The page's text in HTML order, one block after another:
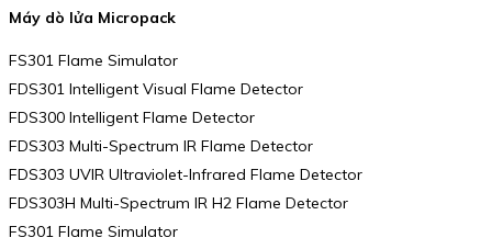
Máy dò lửa Micropack
FS301 Flame Simulator
FDS301 Intelligent Visual Flame Detector
FDS300 Intelligent Flame Detector
FDS303 Multi-Spectrum IR Flame Detector
FDS303 UVIR Ultraviolet-Infrared Flame Detector
FDS303H Multi-Spectrum IR H2 Flame Detector
FS301 Flame Simulator